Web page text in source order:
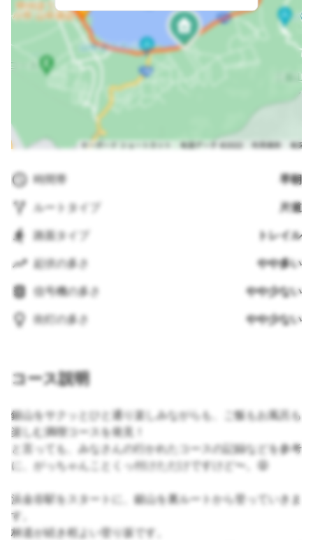
時間帯 早朝
ルートタイプ 片道
路面タイプ トレイル
起伏の多さ やや多い
信号機の多さ やや少ない
街灯の多さ やや少ない
コース説明
鋸山をサクッとひと通り楽しみながらも、ご飯もお風呂も
楽しむ満喫コースを発見！
と言っても、みなさんの行かれたコースの記録などを参考
に、がっちゃんことくっ付けただけですけど〜。😝
浜金谷駅をスタートに、鋸山を裏ルートから登っていきま
す。
林道が続き程よい登り坂です。